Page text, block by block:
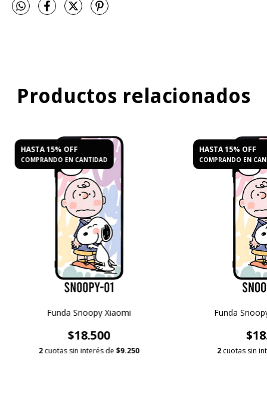
Productos relacionados
HASTA 15% OFF
COMPRANDO EN CANTIDAD
Funda Snoopy Xiaomi
$18.500
2cuotas sin interés de$9.250
HASTA 15% OFF
COMPRANDO EN
Funda
2 cuotas sin